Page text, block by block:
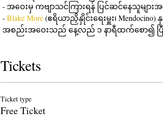
- အဝေးမှ ကဗျာသင်ကြားရန် ပြင်ဆင်နေသူမျ
- Blake More (ဧရိယာညှိနှိုင်းရေးမှူး၊
အစည်းအဝေးသည် နေ့လည် ၁ နာရီထက်စော၍ ပ
Tickets
Ticket type
Free Ticket